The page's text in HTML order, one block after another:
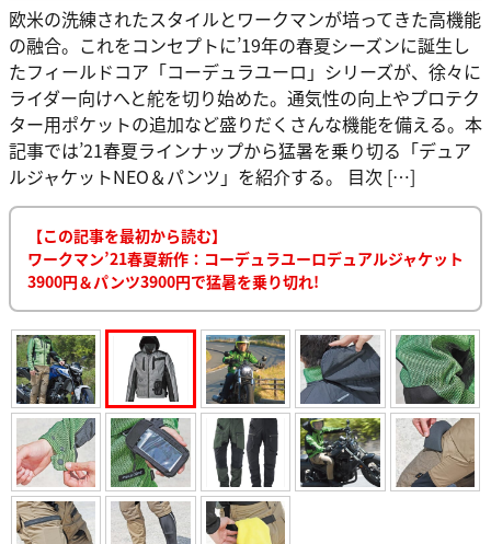
欧米の洗練されたスタイルとワークマンが培ってきた高機能
の融合。これをコンセプトに’19年の春夏シーズンに誕生し
たフィールドコア「コーデュラユーロ」シリーズが、徐々に
ライダー向けへと舵を切り始めた。通気性の向上やプロテク
ター用ポケットの追加など盛りだくさんな機能を備える。本
記事では’21春夏ラインナップから猛暑を乗り切る「デュア
ルジャケットNEO＆パンツ」を紹介する。 目次 […]
【この記事を最初から読む】
ワークマン’21春夏新作：コーデュラユーロデュアルジャケット
3900円＆パンツ3900円で猛暑を乗り切れ!